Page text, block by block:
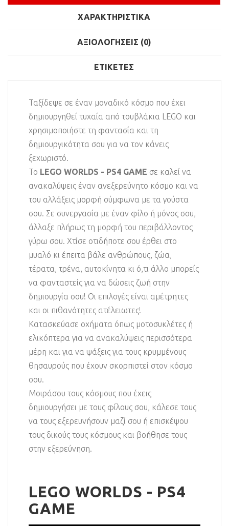
ΧΑΡΑΚΤΗΡΙΣΤΙΚΆ
ΑΞΙΟΛΟΓΉΣΕΙΣ (0)
ΕΤΙΚΈΤΕΣ
Ταξίδεψε σε έναν μοναδικό κόσμο που έχει
δημιουργηθεί τυχαία από τουβλάκια LEGO και
χρησιμοποιήστε τη φαντασία και τη
δημιουργικότητα σου για να τον κάνεις
ξεχωριστό.
Το LEGO WORLDS - PS4 GAME σε καλεί να
ανακαλύψεις έναν ανεξερεύνητο κόσμο και να
του αλλάξεις μορφή σύμφωνα με τα γούστα
σου. Σε συνεργασία με έναν φίλο ή μόνος σου,
άλλαξε πλήρως τη μορφή του περιβάλλοντος
γύρω σου. Χτίσε οτιδήποτε σου έρθει στο
μυαλό κι έπειτα βάλε ανθρώπους, ζώα,
τέρατα, τρένα, αυτοκίνητα κι ό,τι άλλο μπορείς
να φανταστείς για να δώσεις ζωή στην
δημιουργία σου! Οι επιλογές είναι αμέτρητες
και οι πιθανότητες ατέλειωτες!
Κατασκεύασε οχήματα όπως μοτοσυκλέτες ή
ελικόπτερα για να ανακαλύψεις περισσότερα
μέρη και για να ψάξεις για τους κρυμμένους
θησαυρούς που έχουν σκορπιστεί στον κόσμο
σου.
Μοιράσου τους κόσμους που έχεις
δημιουργήσει με τους φίλους σου, κάλεσε τους
να τους εξερευνήσουν μαζί σου ή επισκέψου
τους δικούς τους κόσμους και βοήθησε τους
στην εξερεύνηση.
LEGO WORLDS - PS4
GAME